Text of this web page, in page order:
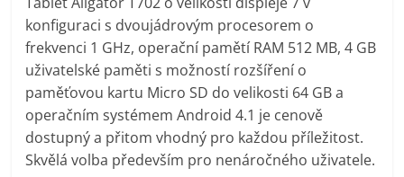
pračky,
televize,
notebooky,
konfiguraci s dvoujádrovým procesorem o
frekvenci 1 GHz, operační pamětí RAM 512 MB, 4 GB
uživatelské paměti s možností rozšíření o
paměťovou kartu Micro SD do velikosti 64 GB a
operačním systémem Android 4.1 je cenově
dostupný a přitom vhodný pro každou příležitost.
Skvělá volba především pro nenáročného uživatele.